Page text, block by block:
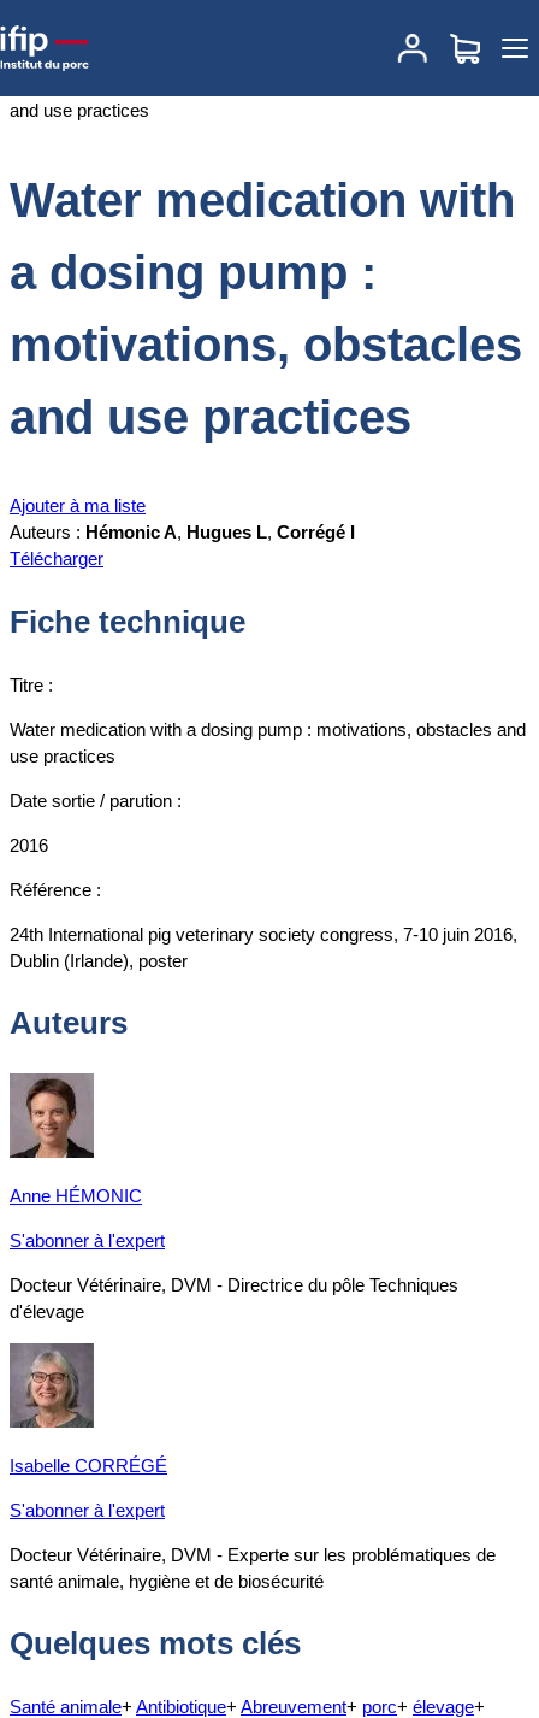
Accueil
Water medication with a dosing pump :
motivations, obstacles and use practices
Water medication with
a dosing pump :
motivations, obstacles
and use practices
Ajouter à ma liste
Auteurs : Hémonic A, Hugues L, Corrégé I
Télécharger
Fiche technique
Titre :
Water medication with a dosing pump : motivations, obstacles and
use practices
Date sortie / parution :
2016
Référence :
24th International pig veterinary society congress, 7-10 juin 2016,
Dublin (Irlande), poster
Auteurs
Anne HÉMONIC
S'abonner à l'expert
Docteur Vétérinaire, DVM - Directrice du pôle Techniques
d'élevage
Isabelle CORRÉGÉ
S'abonner à l'expert
Docteur Vétérinaire, DVM - Experte sur les problématiques de
santé animale, hygiène et de biosécurité
Quelques mots clés
Santé animale+ Antibiotique+ Abreuvement+ porc+ élevage+